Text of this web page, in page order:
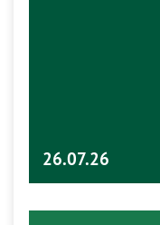
26.07.26